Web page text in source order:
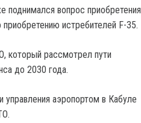
поднимался вопрос приобретения
истребителей F-35.
который рассмотрел пути
до 2030 года.
аэропортом в Кабуле